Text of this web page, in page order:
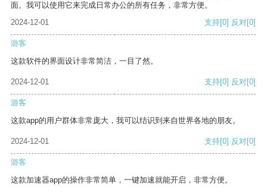
面。我可以使用它来完成日常办公的所有任务，非常方便。
2024-12-01
支持[0] 反对[0]
游客
这款软件的界面设计非常简洁，一目了然。
2024-12-01 支持[0] 反对[0]
游客
这款app的用户群体非常庞大，我可以结识到来自世界各地的朋友。
2024-12-01 支持[0] 反对[0]
游客
这款加速器app的操作非常简单，一键加速就能开启，非常方便。